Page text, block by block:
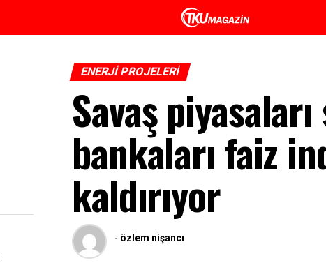
ENERJI PROJELERI
Savaş
bankaları faiz
kaldırıyor
- özlem nişancı